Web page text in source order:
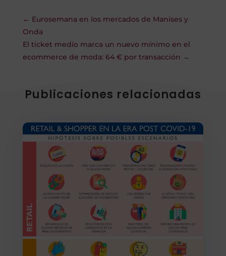
← Eurosemana en los mercados de Manises y
Onda
El ticket medio marca un nuevo mínimo en el
ecommerce de moda: 64 € por transacción →
Publicaciones relacionadas